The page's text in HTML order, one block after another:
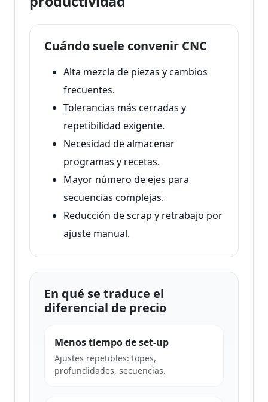
Cuándo suele convenir CNC
Alta mezcla de piezas y cambios
frecuentes.
Tolerancias más cerradas y
repetibilidad exigente.
Necesidad de almacenar
programas y recetas.
Mayor número de ejes para
secuencias complejas.
Reducción de scrap y retrabajo por
ajuste manual.
En qué se traduce el
diferencial de precio
Menos tiempo de set-up
Ajustes repetibles: topes,
profundidades, secuencias.